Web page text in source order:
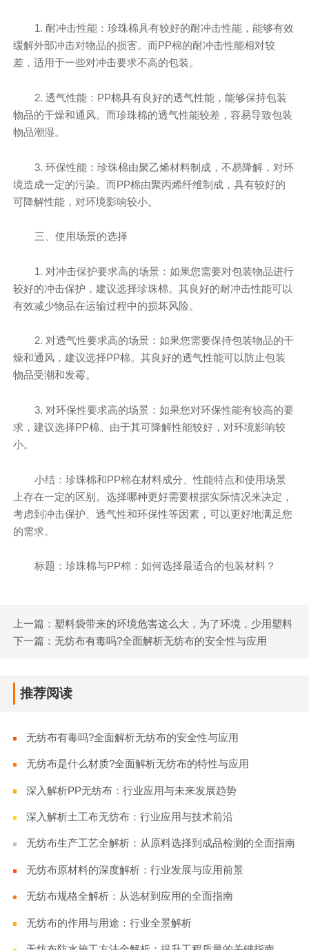
1. 耐冲击性能：珍珠棉具有较好的耐冲击性能，能够有效
缓解外部冲击对物品的损害。而PP棉的耐冲击性能相对较
差，适用于一些对冲击要求不高的包装。
2. 透气性能：PP棉具有良好的透气性能，能够保持包装
物品的干燥和通风。而珍珠棉的透气性能较差，容易导致包装
物品潮湿。
3. 环保性能：珍珠棉由聚乙烯材料制成，不易降解，对环
境造成一定的污染。而PP棉由聚丙烯纤维制成，具有较好的
可降解性能，对环境影响较小。
三、使用场景的选择
1. 对冲击保护要求高的场景：如果您需要对包装物品进行
较好的冲击保护，建议选择珍珠棉。其良好的耐冲击性能可以
有效减少物品在运输过程中的损坏风险。
2. 对透气性要求高的场景：如果您需要保持包装物品的干
燥和通风，建议选择PP棉。其良好的透气性能可以防止包装
物品受潮和发霉。
3. 对环保性要求高的场景：如果您对环保性能有较高的要
求，建议选择PP棉。由于其可降解性能较好，对环境影响较
小。
小结：珍珠棉和PP棉在材料成分、性能特点和使用场景
上存在一定的区别。选择哪种更好需要根据实际情况来决定，
考虑到冲击保护、透气性和环保性等因素，可以更好地满足您
的需求。
标题：珍珠棉与PP棉：如何选择最适合的包装材料？
上一篇：塑料袋带来的环境危害这么大，为了环境，少用塑料
袋吧！
下一篇：无纺布有毒吗?全面解析无纺布的安全性与应用
推荐阅读
无纺布有毒吗?全面解析无纺布的安全性与应用
无纺布是什么材质?全面解析无纺布的特性与应用
深入解析PP无纺布：行业应用与未来发展趋势
深入解析土工布无纺布：行业应用与技术前沿
无纺布生产工艺全解析：从原料选择到成品检测的全面指南
无纺布原材料的深度解析：行业发展与应用前景
无纺布规格全解析：从选材到应用的全面指南
无纺布的作用与用途：行业全景解析